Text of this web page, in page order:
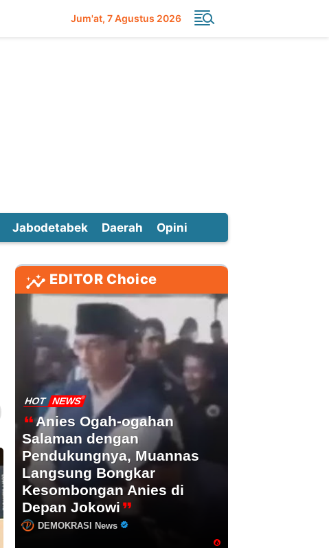
Jum'at 7 Agustus 2026
Jabodetabek Daerah Opini
EDITOR Choice
HOT NEWS
Anies Ogah-ogahan
Salaman dengan
Pendukungnya, Muannas
Langsung Bongkar
Kesombongan Anies di
Depan Jokowi
DEMOKRASI News